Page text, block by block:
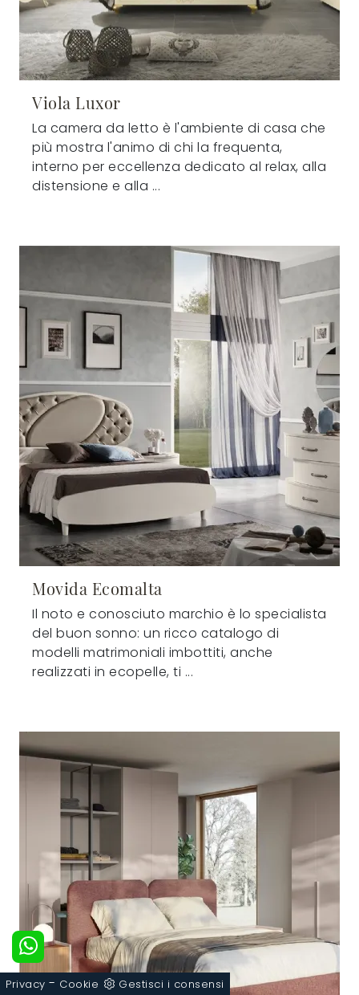
Viola Luxor
La camera da letto è l'ambiente di casa che
più mostra l'animo di chi la frequenta,
interno per eccellenza dedicato al relax, alla
distensione e alla ...
Movida Ecomalta
Il noto e conosciuto marchio è lo specialista
del buon sonno: un ricco catalogo di
modelli matrimoniali imbottiti, anche
realizzati in ecopelle, ti ...
Privacy - Cookie Gestisci i consensi